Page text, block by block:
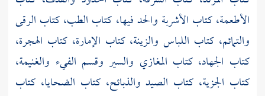
الأطعمة، كتاب الأشربة والحد فيها، كتاب الطب، كتاب الرقى
والتمائم، كتاب اللباس والزينة، كتاب الإمارة، كتاب الهجرة،
كتاب الجهاد، كتاب المغازي والسير وقسم الفيء والغنيمة،
كتاب الجزية، كتاب الصيد والذبائح، كتاب الضحايا، كتاب